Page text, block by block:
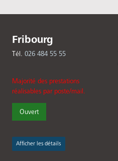
Fribourg
Tél. 026 484 55 55
Majorité des prestations
réalisables par poste/mail.
Ouvert
Afficher les détails